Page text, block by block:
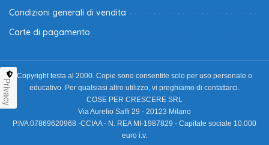
Condizioni generali di vendita
Carte di pagamento
Copyright testa al 2000. Copie sono consentite solo per uso personale o
educativo. Per qualsiasi altro utilizzo, vi preghiamo di contattarci.
COSE PER CRESCERE SRL
Via Aurelio Saffi 29 - 20123 Milano
P.IVA 07869620968 -CCIAA - N. REA MI-1987829 - Capitale sociale 10.000
euro i.v.
Privacy